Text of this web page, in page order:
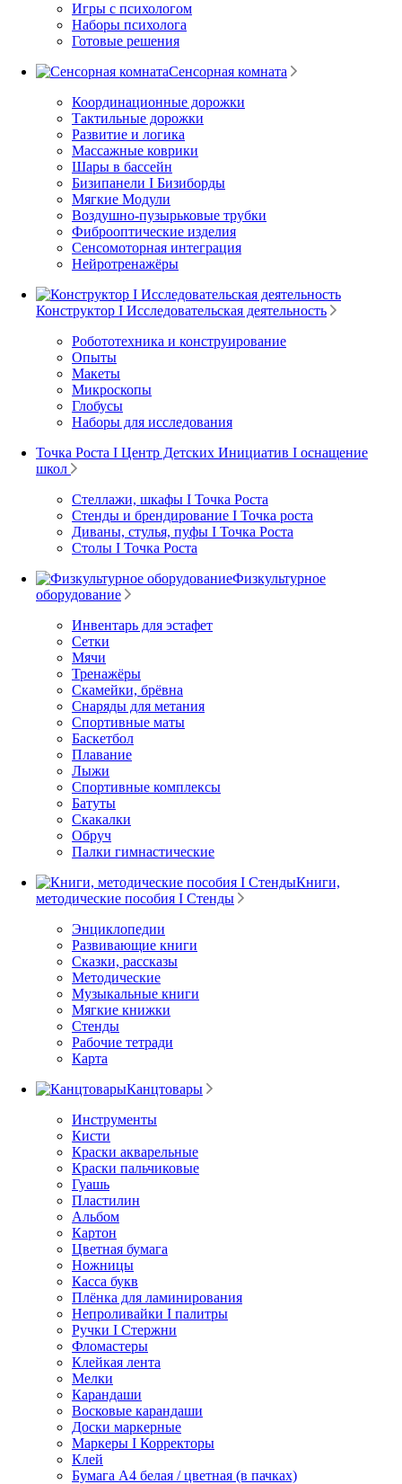
Игры с психологом
Наборы психолога
Готовые решения
Сенсорная комната
Координационные дорожки
Тактильные дорожки
Развитие и логика
Массажные коврики
Шары в бассейн
Бизипанели I Бизиборды
Мягкие Модули
Воздушно-пузырьковые трубки
Фиброоптические изделия
Сенсомоторная интеграция
Нейротренажёры
Конструктор I Исследовательская деятельность
Робототехника и конструирование
Опыты
Макеты
Микроскопы
Глобусы
Наборы для исследования
Точка Роста I Центр Детских Инициатив I оснащение
школ
Стеллажи, шкафы I Точка Роста
Стенды и брендирование I Точка роста
Диваны, стулья, пуфы I Точка Роста
Столы I Точка Роста
Физкультурное
оборудование
Инвентарь для эстафет
Сетки
Мячи
Тренажёры
Скамейки, брёвна
Снаряды для метания
Спортивные маты
Баскетбол
Плавание
Лыжи
Спортивные комплексы
Батуты
Скакалки
Обруч
Палки гимнастические
Книги,
методические пособия I Стенды
Энциклопедии
Развивающие книги
Сказки, рассказы
Методические
Музыкальные книги
Мягкие книжки
Стенды
Рабочие тетради
Карта
Канцтовары
Инструменты
Кисти
Краски акварельные
Краски пальчиковые
Гуашь
Пластилин
Альбом
Картон
Цветная бумага
Ножницы
Касса букв
Плёнка для ламинирования
Непроливайки I палитры
Ручки I Стержни
Фломастеры
Клейкая лента
Мелки
Карандаши
Восковые карандаши
Доски маркерные
Маркеры I Корректоры
Клей
Бумага А4 белая / цветная (в пачках)